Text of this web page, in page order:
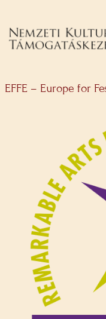
EFFE – Europe for